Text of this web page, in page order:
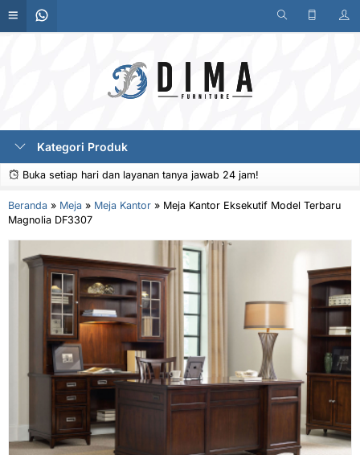
Kategori Produk
Buka setiap hari dan layanan tanya jawab 24 jam!
Beranda » Meja » Meja Kantor » Meja Kantor Eksekutif Model Terbaru
Magnolia DF3307